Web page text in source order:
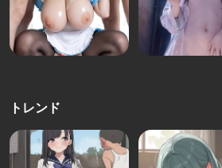
トレンド